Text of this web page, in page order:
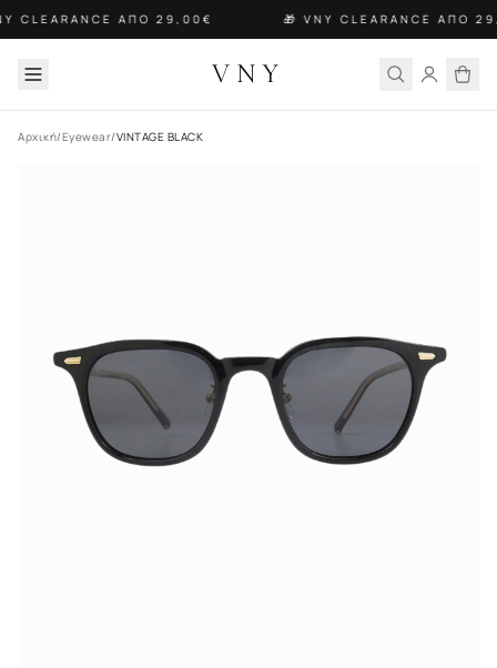
CLEARANCE ΑΠΟ 29,00€ 🎁 VNY CLEARANCE ΑΠΟ
VNY
Αρχική/Eyewear/VINTAGE BLACK